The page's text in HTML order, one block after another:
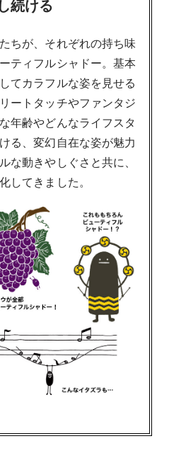
続ける
ちが、それぞれの持ち味
ティフルシャドー。基本
てカラフルな姿を見せる
ートタッチやファンタジ
年齢やどんなライフスタ
る、変幻自在な姿が魅力
な動きやしぐさと共に、
してきました。